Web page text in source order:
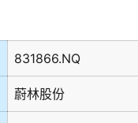
831866.NQ
蔚林股份